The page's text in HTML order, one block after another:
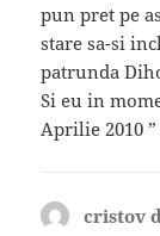
pun pret pe
stare sa-si
patrunda
Si eu in
Aprilie 2010
cristov